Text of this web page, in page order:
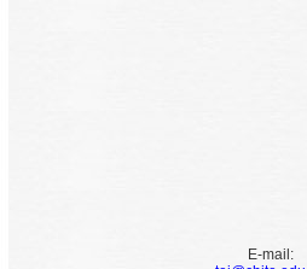
E-mail: